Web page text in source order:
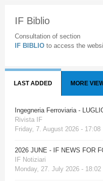
IF Biblio
Consultation of section
IF BIBLIO to access the
LAST ADDED MORE
Ingegneria Ferroviaria -
Rivista IF
Friday, 7. August 2026 - 17:08
2026 JUNE - IF NEWS FOR
IF Notiziari
Monday, 27. July 2026 - 18:02